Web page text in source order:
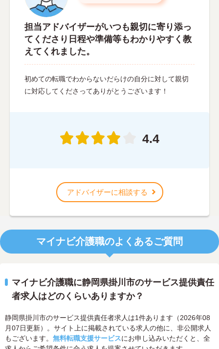
担当アドバイザーがいつも親切に寄り添っ
てくださり日程や準備等もわかりやすく教
えてくれました。
初めての転職でわからないだらけの自分に対して親切
に対応してくださってありがとうございます！
4.4
アドバイザーに相談する
マイナビ介護職のよくあるご質問
マイナビ介護職に静岡県掛川市のサービス提供責任
者求人はどのくらいありますか？
静岡県掛川市のサービス提供責任者求人は1件あります（2026年08
月07日更新）。サイト上に掲載されている求人の他に、非公開求人
もございます。 無料転職支援サービスにお申し込みいただくと、全